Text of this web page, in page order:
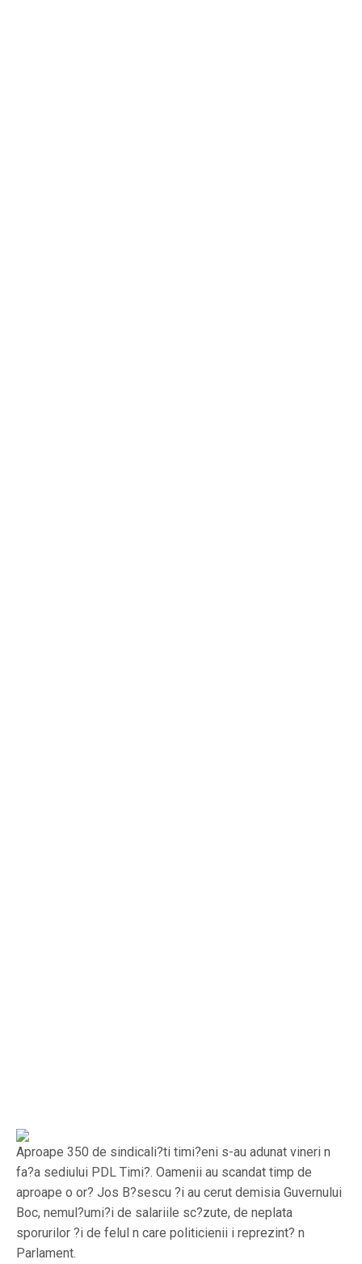
Aproape 350 de sindicali?ti timi?eni s-au adunat vineri n
fa?a sediului PDL Timi?. Oamenii au scandat timp de
aproape o or? Jos B?sescu ?i au cerut demisia Guvernului
Boc, nemul?umi?i de salariile sc?zute, de neplata
sporurilor ?i de felul n care politicienii i reprezint? n
Parlament.